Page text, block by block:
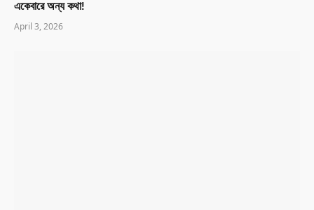
একেবারে অন্য কথা!
April 3, 2026